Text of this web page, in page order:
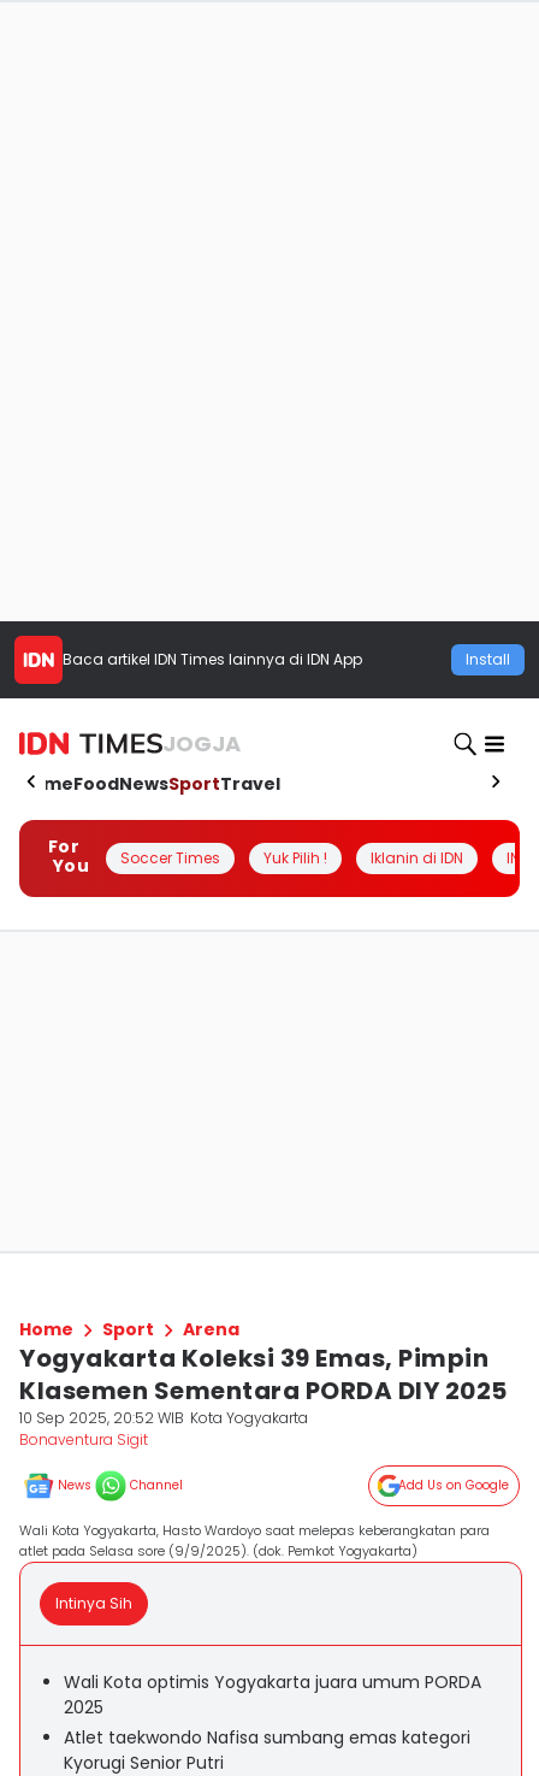
Baca artikel IDN Times lainnya di IDN App Install
JOGJA
HomeFoodNewsSportTravel
For
You
Soccer Times Yuk Pilih ! Iklanin di IDN
Home Sport Arena
Yogyakarta Koleksi 39 Emas, Pimpin
Klasemen Sementara PORDA DIY 2025
10 Sep 2025, 20:52 WIB Kota Yogyakarta
Bonaventura Sigit
News Channel Add Us on Google
Wali Kota Yogyakarta, Hasto Wardoyo saat melepas keberangkatan para
atlet pada Selasa sore (9/9/2025). (dok. Pemkot Yogyakarta)
Intinya Sih
Wali Kota optimis Yogyakarta juara umum PORDA
2025
Atlet taekwondo Nafisa sumbang emas kategori
Kyorugi Senior Putri